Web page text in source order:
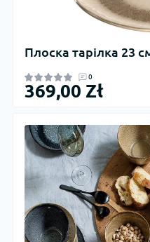
Плоска тарілка 23
0
369,00 Zł